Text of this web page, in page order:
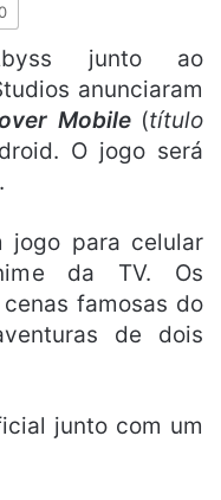
junto ao
anunciaram
Mobile(título
O jogo será
para celular
da TV. Os
famosas do
de dois
junto com um